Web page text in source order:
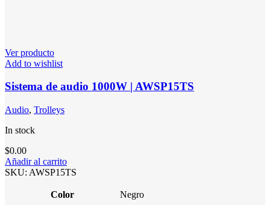
Ver producto
Add to wishlist
Sistema de audio 1000W | AWSP15TS
Audio, Trolleys
In stock
$0.00
Añadir al carrito
SKU: AWSP15TS
Color Negro